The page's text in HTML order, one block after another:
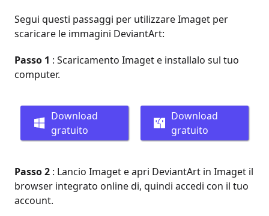
Segui questi passaggi per utilizzare Imaget per
scaricare le immagini DeviantArt:
Passo 1 : Scaricamento Imaget e installalo sul tuo
computer.
Download
gratuito
Download
gratuito
Passo 2 : Lancio Imaget e apri DeviantArt in Imaget il
browser integrato online di, quindi accedi con il tuo
account.